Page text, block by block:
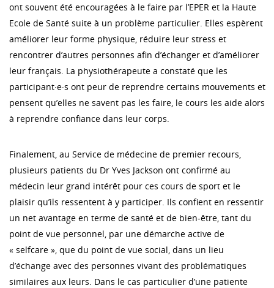
ont souvent été encouragées à le faire par l’EPER et la Haute
Ecole de Santé suite à un problème particulier. Elles espèrent
améliorer leur forme physique, réduire leur stress et
rencontrer d’autres personnes afin d’échanger et d’améliorer
leur français. La physiothérapeute a constaté que les
participant·e·s ont peur de reprendre certains mouvements et
pensent qu’elles ne savent pas les faire, le cours les aide alors
à reprendre confiance dans leur corps.
Finalement, au Service de médecine de premier recours,
plusieurs patients du Dr Yves Jackson ont confirmé au
médecin leur grand intérêt pour ces cours de sport et le
plaisir qu’ils ressentent à y participer. Ils confient en ressentir
un net avantage en terme de santé et de bien-être, tant du
point de vue personnel, par une démarche active de
« selfcare », que du point de vue social, dans un lieu
d’échange avec des personnes vivant des problématiques
similaires aux leurs. Dans le cas particulier d’une patiente